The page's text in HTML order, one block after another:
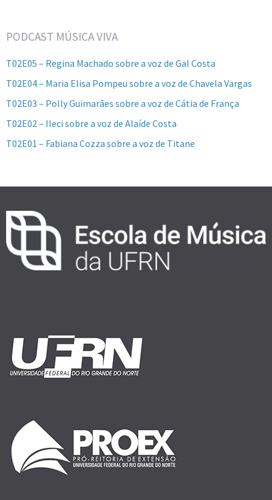
PODCAST MÚSICA VIVA
T02E05 – Regina Machado sobre a voz de Gal Costa
T02E04 – Maria Elisa Pompeu sobre a voz de Chavela Vargas
T02E03 – Polly Guimarães sobre a voz de Cátia de França
T02E02 – Ileci sobre a voz de Alaíde Costa
T02E01 – Fabiana Cozza sobre a voz de Titane